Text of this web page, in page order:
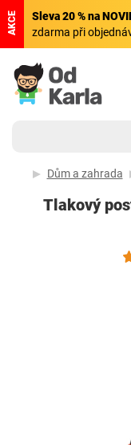
AKCE Sleva 20 % na
zdarma při
Dům a zahrada
Tlakový